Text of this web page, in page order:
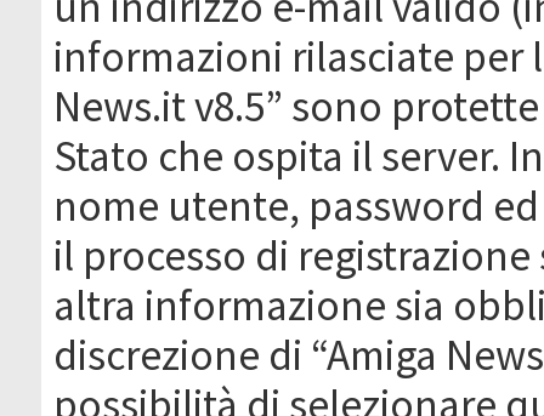
informazioni rilasciate per
News.it v8.5” sono
Stato che ospita il server.
nome utente, password
il processo di registrazione
altra informazione sia
discrezione di “Amiga
possibilità di selezionare